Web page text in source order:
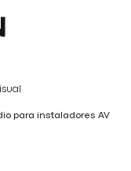
para instaladores AV